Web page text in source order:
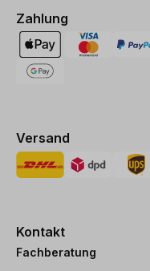
Zahlung
Versand
Kontakt
Fachberatung